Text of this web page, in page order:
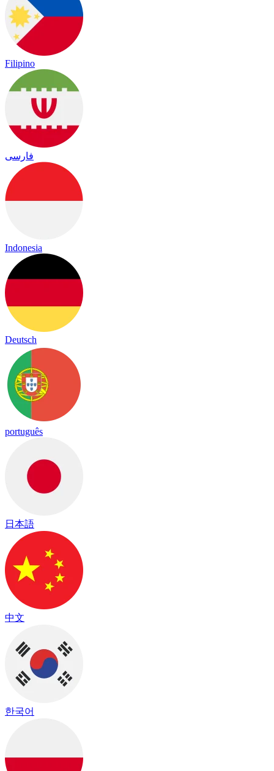
Filipino
فارسی
Indonesia
Deutsch
português
日本語
中文
한국어